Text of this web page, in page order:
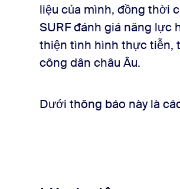
liệu của mình, đồng thời
SURF đánh giá năng lực
thiện tình hình thực tiễn,
công dân châu Âu.
Dưới thông báo này là